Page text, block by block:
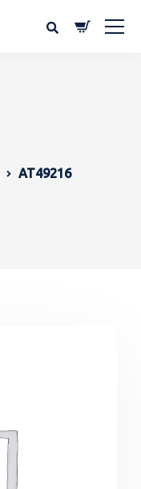
AT49216